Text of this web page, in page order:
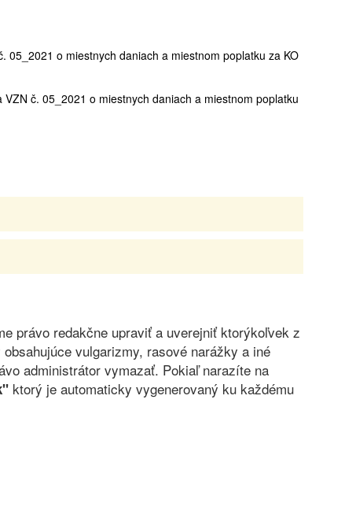
o miestnych daniach a miestnom poplatku za KO
č. 05_2021 o miestnych daniach a miestnom poplatku
právo redakčne upraviť a uverejniť ktorýkoľvek z
vulgarizmy, rasové narážky a iné
administrátor vymazať. Pokiaľ narazíte na
ktorý je automaticky vygenerovaný ku každému